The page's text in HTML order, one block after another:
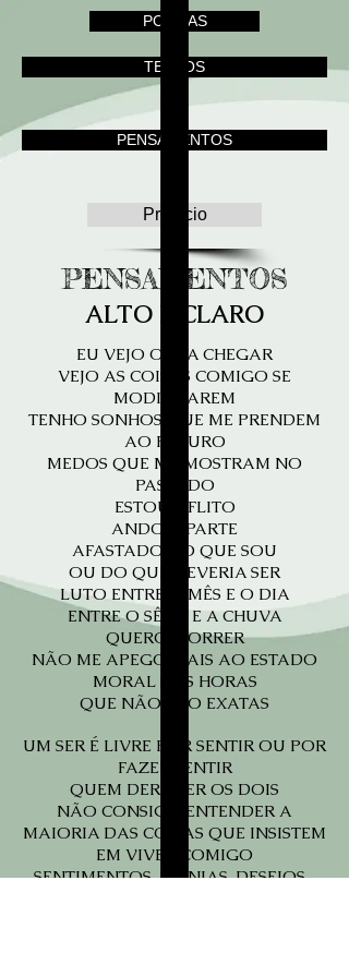
POEMAS
TEXTOS
PENSAMENTOS
Prefácio
PENSAMENTOS
ALTO E CLARO
EU VEJO O DIA CHEGAR
VEJO AS COISAS COMIGO SE
MODIFICAREM
TENHO SONHOS QUE ME PRENDEM
AO FUTURO
MEDOS QUE ME MOSTRAM NO
PASSADO
ESTOU AFLITO
ANDO À PARTE
AFASTADO DO QUE SOU
OU DO QUE DEVERIA SER
LUTO ENTRE O MÊS E O DIA
ENTRE O SÊCO E A CHUVA
QUERO MORRER
NÃO ME APEGO MAIS AO ESTADO
MORAL DAS HORAS
QUE NÃO SÃO EXATAS
UM SER É LIVRE POR SENTIR OU POR
FAZER SENTIR
QUEM DERA SER OS DOIS
NÃO CONSIGO ENTENDER A
MAIORIA DAS COISAS QUE INSISTEM
EM VIVER COMIGO
SENTIMENTOS, MANIAS, DESEJOS...